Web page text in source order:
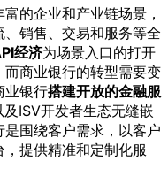
的企业和产业链场景，
销售、交易和服务等全
经济为场景入口的打开
商业银行的转型需要变
业银行搭建开放的金融服
及ISV开发者生态无缝嵌
围绕客户需求，以客户
提供精准和定制化服